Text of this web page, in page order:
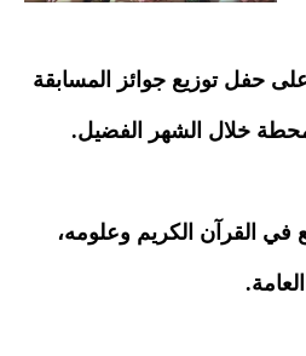
على حفل توزيع جوائز المسابقة
خلال الشهر الفضيل.
القرآن الكريم وعلومه،